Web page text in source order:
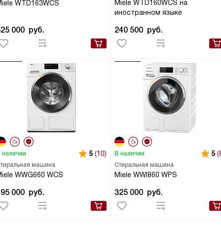
WTD163WCS
000 руб.
Miele WTD160WCS на
иностранном языке
240 500 руб.
машина
WWG660 WCS
наличии 5 (10)
000 руб.
Стиральная машина
Miele WWI860 WPS
В наличии 5
325 000 руб.